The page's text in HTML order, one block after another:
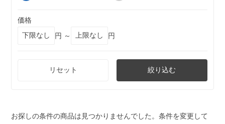
価格
円 ～
円
リセット 絞り込む
お探しの条件の商品は見つかりませんでした。条件を変更して